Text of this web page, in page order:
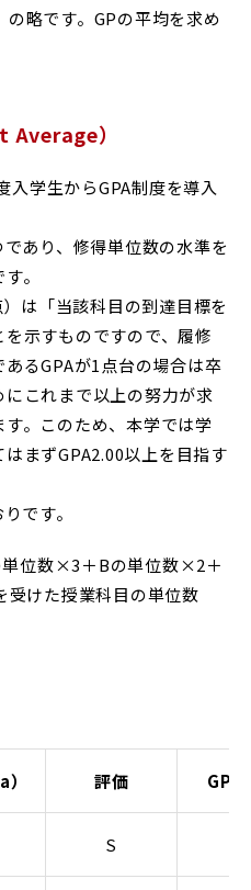
略です。GPの平均を求め
）
入学生からGPA制度を導入
あり、修得単位数の水準を
。
は「当該科目の到達目標を
示すものですので、履修
るGPAが1点台の場合は卒
これまで以上の努力が求
。このため、本学では学
まずGPA2.00以上を目指す
です。
位数×3＋Bの単位数×2＋
けた授業科目の単位数
評価 GP
S